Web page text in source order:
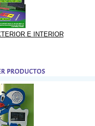
E INTERIOR